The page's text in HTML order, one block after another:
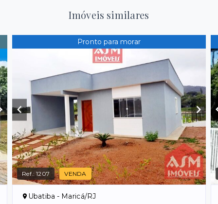
Imóveis similares
Pronto para morar
Ref.:1207 VENDA
Ubatiba - Maricá/RJ